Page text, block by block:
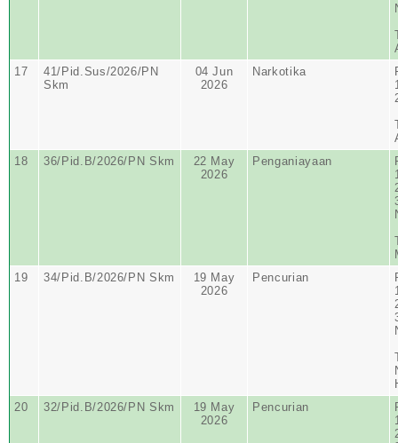
17
41/Pid.Sus/2026/PN
Skm
04 Jun
2026
Narkotika
18
36/Pid.B/2026/PN Skm
22 May
2026
Penganiayaan
19
34/Pid.B/2026/PN Skm
19 May
2026
Pencurian
20
32/Pid.B/2026/PN Skm
19 May
2026
Pencurian